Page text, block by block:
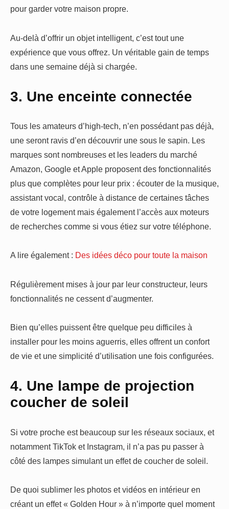
pour garder votre maison propre.
Au-delà d’offrir un objet intelligent, c’est tout une
expérience que vous offrez. Un véritable gain de temps
dans une semaine déjà si chargée.
3. Une enceinte connectée
Tous les amateurs d’high-tech, n’en possédant pas déjà,
une seront ravis d’en découvrir une sous le sapin. Les
marques sont nombreuses et les leaders du marché
Amazon, Google et Apple proposent des fonctionnalités
plus que complètes pour leur prix : écouter de la musique,
assistant vocal, contrôle à distance de certaines tâches
de votre logement mais également l’accès aux moteurs
de recherches comme si vous étiez sur votre téléphone.
A lire également : Des idées déco pour toute la maison
Régulièrement mises à jour par leur constructeur, leurs
fonctionnalités ne cessent d’augmenter.
Bien qu’elles puissent être quelque peu difficiles à
installer pour les moins aguerris, elles offrent un confort
de vie et une simplicité d’utilisation une fois configurées.
4. Une lampe de projection
coucher de soleil
Si votre proche est beaucoup sur les réseaux sociaux, et
notamment TikTok et Instagram, il n’a pas pu passer à
côté des lampes simulant un effet de coucher de soleil.
De quoi sublimer les photos et vidéos en intérieur en
créant un effet « Golden Hour » à n’importe quel moment